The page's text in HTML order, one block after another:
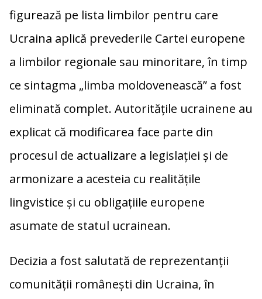
figurează pe lista limbilor pentru care
Ucraina aplică prevederile Cartei europene
a limbilor regionale sau minoritare, în timp
ce sintagma „limba moldovenească” a fost
eliminată complet. Autoritățile ucrainene au
explicat că modificarea face parte din
procesul de actualizare a legislației și de
armonizare a acesteia cu realitățile
lingvistice și cu obligațiile europene
asumate de statul ucrainean.
Decizia a fost salutată de reprezentanții
comunității românești din Ucraina, în